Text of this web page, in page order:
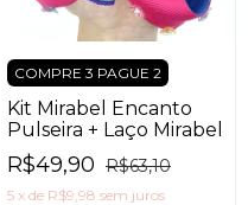
COMPRE 3 PAGUE 2
Kit Mirabel Encanto
Pulseira + Laço Mirabel
R$49,90 R$63,10
5 x de R$9,98 sem juros